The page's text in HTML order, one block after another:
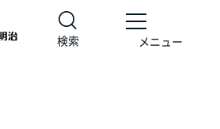
検索 メニュー